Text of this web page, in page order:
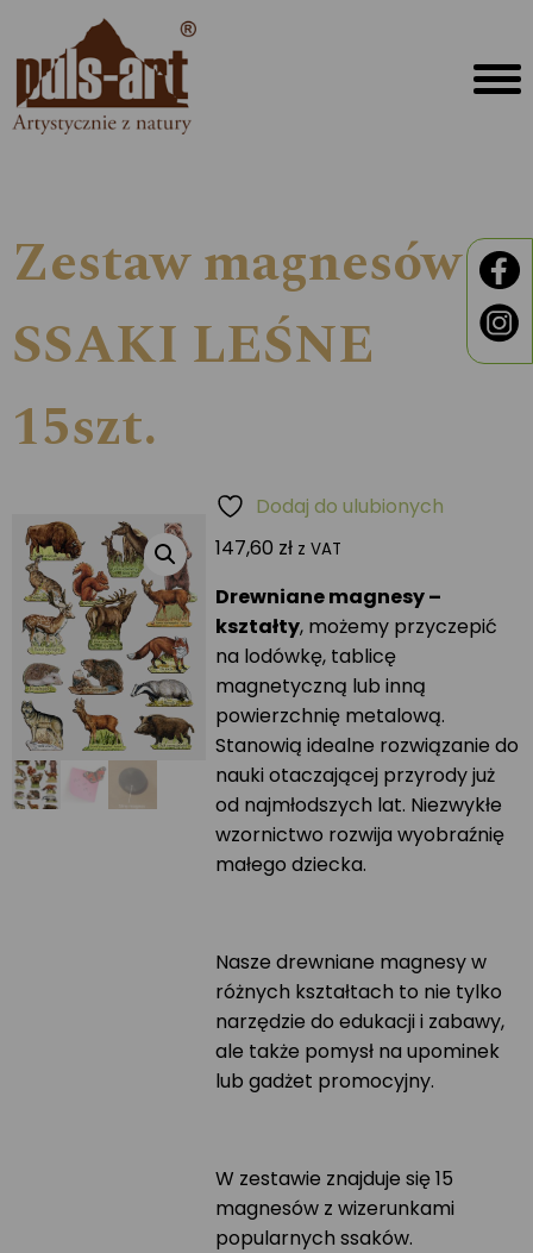
Zestaw magnesów
SSAKI LEŚNE
15szt.
147,60 zł z VAT
Drewniane magnesy –
kształty, możemy przyczepić
na lodówkę, tablicę
magnetyczną lub inną
powierzchnię metalową.
Stanowią idealne rozwiązanie do
nauki otaczającej przyrody już
od najmłodszych lat. Niezwykłe
wzornictwo rozwija wyobraźnię
małego dziecka.
Nasze drewniane magnesy w
różnych kształtach to nie tylko
narzędzie do edukacji i zabawy,
ale także pomysł na upominek
lub gadżet promocyjny.
W zestawie znajduje się 15
magnesów z wizerunkami
popularnych ssaków.
Dodaj do ulubionych